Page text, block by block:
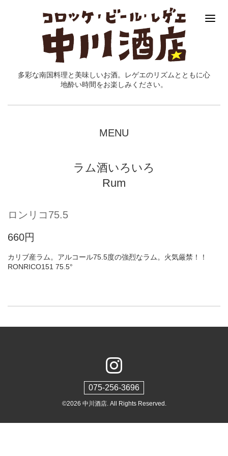
多彩な南国料理と美味しいお酒。レゲエのリズムとともに心
地酔い時間をお楽しみください。
MENU
ラム酒いろいろ
Rum
ロンリコ75.5
660円
カリブ産ラム。アルコール75.5度の強烈なラム。火気厳禁！！
RONRICO151 75.5°
075-256-3696
©2026 中川酒店. All Rights Reserved.